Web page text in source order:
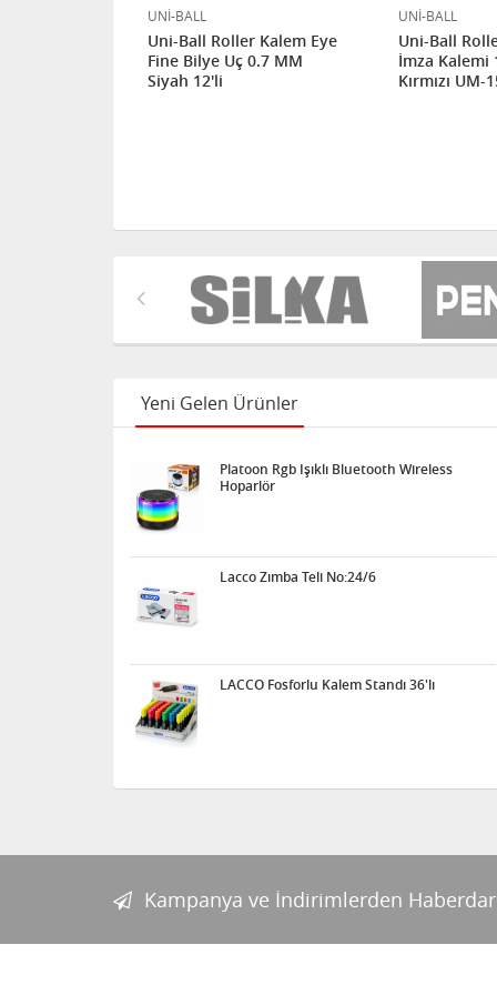
UNİ-BALL
Uni-Ball Roller Kalem Eye
Fine Bilye Uç 0.7 MM
Siyah 12'li
UNİ-BALL
Uni-Ball
İmza Kalemi
Kırmızı UM-
Yeni Gelen Ürünler
Platoon Rgb Işıklı Bluetooth Wireless
Hoparlör
Lacco Zımba Teli No:24/6
LACCO Fosforlu Kalem Standı 36'lı
Kampanya ve İndirimlerden